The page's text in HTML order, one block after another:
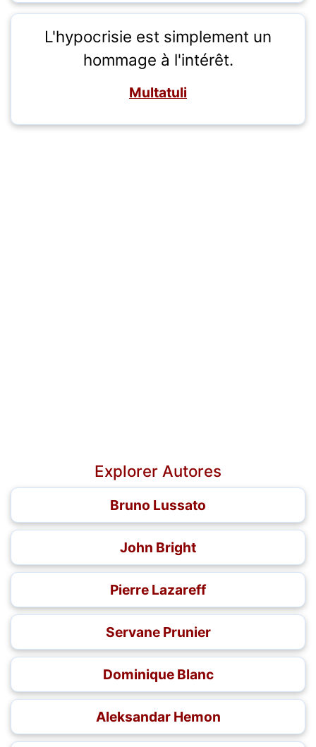
L'hypocrisie est simplement un
hommage à l'intérêt.
Multatuli
Explorer Autores
Bruno Lussato
John Bright
Pierre Lazareff
Servane Prunier
Dominique Blanc
Aleksandar Hemon